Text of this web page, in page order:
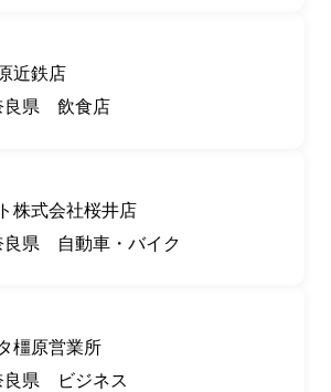
近鉄店
良県 飲食店
株式会社桜井店
良県 自動車・バイク
橿原営業所
良県 ビジネス